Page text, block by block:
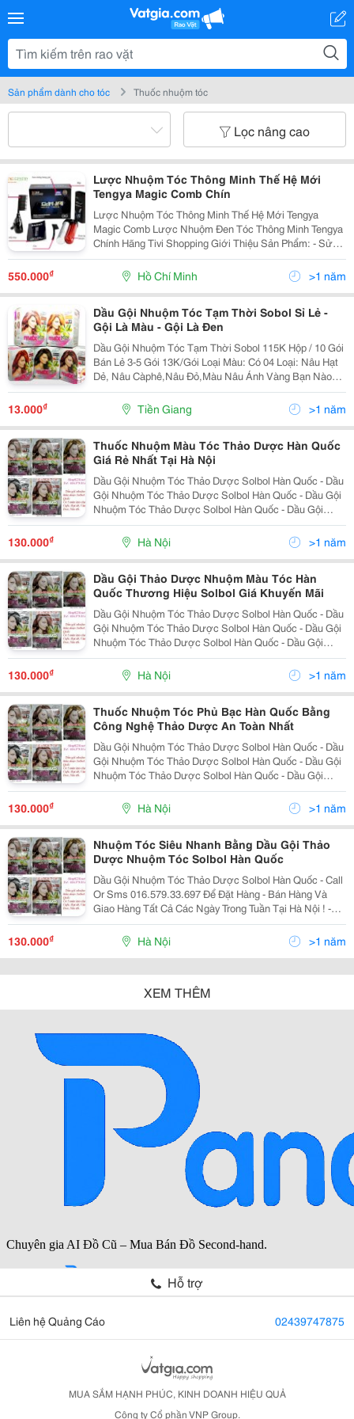
Sản phẩm dành cho tóc Thuốc nhuộm tóc
Lọc nâng cao
Lược Nhuộm Tóc Thông Minh Thế Hệ Mới
Tengya Magic Comb Chín
Lược Nhuộm Tóc Thông Minh Thế Hệ Mới Tengya
Magic Comb Lược Nhuộm Đen Tóc Thông Minh Tengya
Chính Hãng Tivi Shopping Giới Thiệu Sản Phẩm: - Sử
Dụng Được 15 Tới 20 Lần. - Trắng Thành Đen Chỉ Trong
550.000₫ Hồ Chí Minh >1 năm
Dầu Gội Nhuộm Tóc Tạm Thời Sobol Sỉ Lẻ -
Gội Là Màu - Gội Là Đen
Dầu Gội Nhuộm Tóc Tạm Thời Sobol 115K Hộp / 10 Gói
Bán Lẻ 3-5 Gói 13K/Gói Loại Màu: Có 04 Loại: Nâu Hạt
Dẻ, Nâu Càphê,Nâu Đỏ,Màu Nâu Ánh Vàng Bạn Nào
Có Nhu Cầu Mua Sỉ Lh 0907673291 Dầu Gội Nhuộm
Tóc Solbol Thành Phần Được Chiết Xuất Đặc Biệt Từ
13.000₫ Tiền Giang >1 năm
Thuốc Nhuộm Màu Tóc Thảo Dược Hàn Quốc
Giá Rẻ Nhất Tại Hà Nội
Dầu Gội Nhuộm Tóc Thảo Dược Solbol Hàn Quốc - Dầu
Gội Nhuộm Tóc Thảo Dược Solbol Hàn Quốc - Dầu Gội
Nhuộm Tóc Thảo Dược Solbol Hàn Quốc - Dầu Gội
Nhuộm Tóc Thảo Dược Solbol Hàn Quốc - Dầu Gội
Nhuộm Tóc Thảo Dược Solbol Hàn Quốc - Dầu Gội
Nhuộm Tóc Th
130.000₫ Hà Nội >1 năm
Dầu Gội Thảo Dược Nhuộm Màu Tóc Hàn
Quốc Thương Hiệu Solbol Giá Khuyến Mãi
Dầu Gội Nhuộm Tóc Thảo Dược Solbol Hàn Quốc - Dầu
Gội Nhuộm Tóc Thảo Dược Solbol Hàn Quốc - Dầu Gội
Nhuộm Tóc Thảo Dược Solbol Hàn Quốc - Dầu Gội
Nhuộm Tóc Thảo Dược Solbol Hàn Quốc - Dầu Gội
Nhuộm Tóc Thảo Dược Solbol Hàn Quốc - Dầu Gội
Nhuộm Tóc Th
130.000₫ Hà Nội >1 năm
Thuốc Nhuộm Tóc Phủ Bạc Hàn Quốc Bằng
Công Nghệ Thảo Dược An Toàn Nhất
Dầu Gội Nhuộm Tóc Thảo Dược Solbol Hàn Quốc - Dầu
Gội Nhuộm Tóc Thảo Dược Solbol Hàn Quốc - Dầu Gội
Nhuộm Tóc Thảo Dược Solbol Hàn Quốc - Dầu Gội
Nhuộm Tóc Thảo Dược Solbol Hàn Quốc - Dầu Gội
Nhuộm Tóc Thảo Dược Solbol Hàn Quốc - Dầu Gội
Nhuộm Tóc Th
130.000₫ Hà Nội >1 năm
Nhuộm Tóc Siêu Nhanh Bằng Dầu Gội Thảo
Dược Nhuộm Tóc Solbol Hàn Quốc
Dầu Gội Nhuộm Tóc Thảo Dược Solbol Hàn Quốc - Call
Or Sms 016.579.33.697 Để Đặt Hàng - Bán Hàng Và
Giao Hàng Tất Cả Các Ngày Trong Tuần Tại Hà Nội ! -
Shop8228 Dầu Gội Nhuộm Tóc Thảo Dược Solbol Hàn
Quốc - Call Or Sms 016.579.33.697 Để Đặt Hàng -
130.000₫ Hà Nội >1 năm
XEM THÊM
Hỗ trợ
Liên hệ Quảng Cáo 02439747875
MUA SẮM HẠNH PHÚC, KINH DOANH HIỆU QUẢ
Công ty Cổ phần VNP Group.